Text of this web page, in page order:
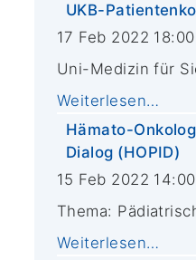
UKB-
17 Feb 2022 18:00
Uni-Medizin für
Weiterlesen…
Hämato-
Dialog (HOPID)
15 Feb 2022 14:00
Thema:
Weiterlesen…